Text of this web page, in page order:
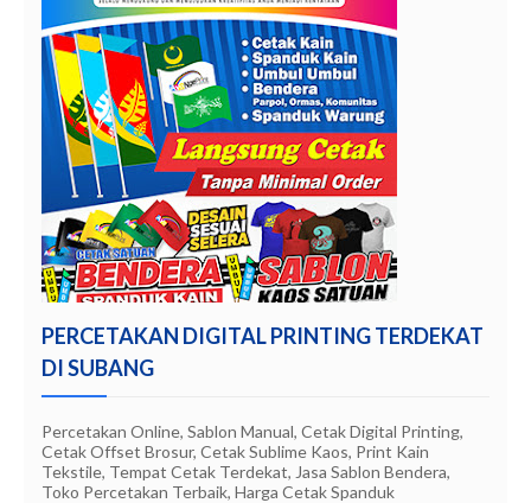
PERCETAKAN DIGITAL PRINTING TERDEKAT
DI SUBANG
Percetakan Online, Sablon Manual, Cetak Digital Printing,
Cetak Offset Brosur, Cetak Sublime Kaos, Print Kain
Tekstile, Tempat Cetak Terdekat, Jasa Sablon Bendera,
Toko Percetakan Terbaik, Harga Cetak Spanduk